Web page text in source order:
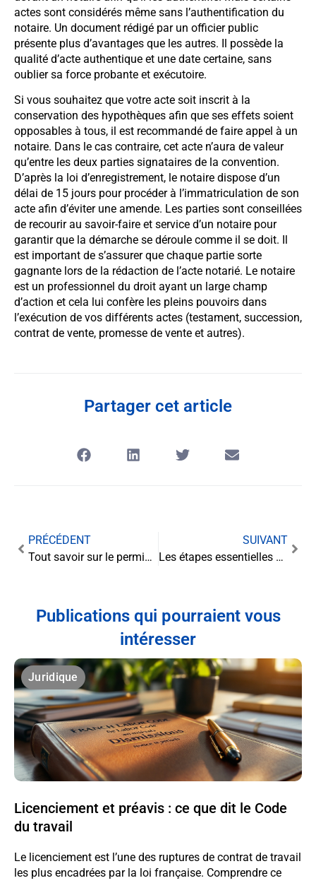
actes sont considérés même sans l’authentification du
notaire. Un document rédigé par un officier public
présente plus d’avantages que les autres. Il possède la
qualité d’acte authentique et une date certaine, sans
oublier sa force probante et exécutoire.
Si vous souhaitez que votre acte soit inscrit à la
conservation des hypothèques afin que ses effets soient
opposables à tous, il est recommandé de faire appel à un
notaire. Dans le cas contraire, cet acte n’aura de valeur
qu’entre les deux parties signataires de la convention.
D’après la loi d’enregistrement, le notaire dispose d’un
délai de 15 jours pour procéder à l’immatriculation de son
acte afin d’éviter une amende. Les parties sont conseillées
de recourir au savoir-faire et service d’un notaire pour
garantir que la démarche se déroule comme il se doit. Il
est important de s’assurer que chaque partie sorte
gagnante lors de la rédaction de l’acte notarié. Le notaire
est un professionnel du droit ayant un large champ
d’action et cela lui confère les pleins pouvoirs dans
l’exécution de vos différents actes (testament, succession,
contrat de vente, promesse de vente et autres).
Partager cet article
PRÉCÉDENT
Tout savoir sur le permis de construire
SUIVANT
Les étapes essentielles pour préparer l’achat de votre première maison
Publications qui pourraient vous
intéresser
Juridique
Licenciement et préavis : ce que dit le Code
du travail
Le licenciement est l’une des ruptures de contrat de travail
les plus encadrées par la loi française. Comprendre ce